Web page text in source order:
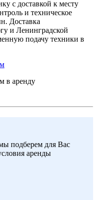
с доставкой к месту
и техническое
Доставка
и Ленинградской
подачу техники в
в аренду
подберем для Вас
аренды